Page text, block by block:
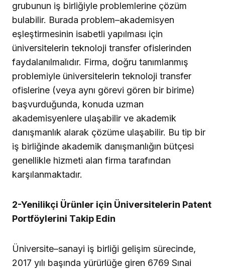
grubunun iş birliğiyle problemlerine çözüm
bulabilir. Burada problem–akademisyen
eşleştirmesinin isabetli yapılması için
üniversitelerin teknoloji transfer ofislerinden
faydalanılmalıdır. Firma, doğru tanımlanmış
problemiyle üniversitelerin teknoloji transfer
ofislerine (veya aynı görevi gören bir birime)
başvurduğunda, konuda uzman
akademisyenlere ulaşabilir ve akademik
danışmanlık alarak çözüme ulaşabilir. Bu tip bir
iş birliğinde akademik danışmanlığın bütçesi
genellikle hizmeti alan firma tarafından
karşılanmaktadır.
2-Yenilikçi Ürünler için Üniversitelerin Patent
Portföylerini Takip Edin
Üniversite–sanayi iş birliği gelişim sürecinde,
2017 yılı başında yürürlüğe giren 6769 Sınai